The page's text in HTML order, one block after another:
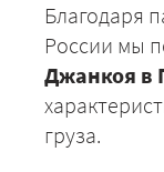
Благодаря
России мы
Джанкоя в
груза.